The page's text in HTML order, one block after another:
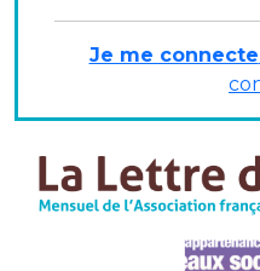
renversement de
Je me connecte